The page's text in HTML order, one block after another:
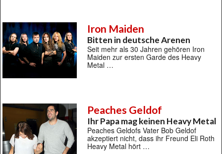
Iron Maiden
Bitten in deutsche Arenen
Seit mehr als 30 Jahren gehören Iron
Maiden zur ersten Garde des Heavy
Metal …
Peaches Geldof
Ihr Papa mag keinen Heavy Metal
Peaches Geldofs Vater Bob Geldof
akzeptiert nicht, dass ihr Freund Eli Roth
Heavy Metal hört …